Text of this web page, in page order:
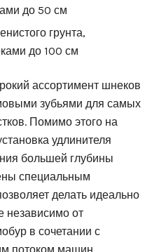
до 50 см
грунта,
до 100 см
ассортимент шнеков
зубьями для самых
Помимо этого на
удлинителя
большей глубины
специальным
делать идеально
независимо от
в сочетании с
потоком машин